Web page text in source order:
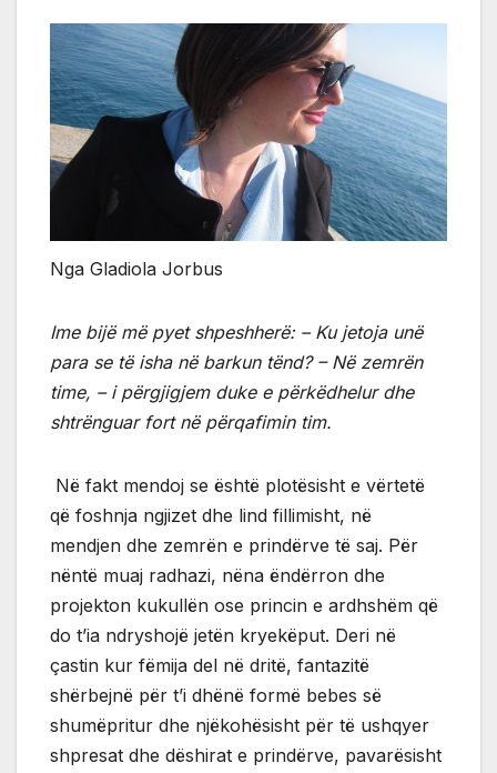
Nga Gladiola Jorbus
Ime bijë më pyet shpeshherë: – Ku jetoja unë
para se të isha në barkun tënd? – Në zemrën
time, – i përgjigjem duke e përkëdhelur dhe
shtrënguar fort në përqafimin tim.
Në fakt mendoj se është plotësisht e vërtetë
që foshnja ngjizet dhe lind fillimisht, në
mendjen dhe zemrën e prindërve të saj. Për
nëntë muaj radhazi, nëna ëndërron dhe
projekton kukullën ose princin e ardhshëm që
do t’ia ndryshojë jetën kryekëput. Deri në
çastin kur fëmija del në dritë, fantazitë
shërbejnë për t’i dhënë formë bebes së
shumëpritur dhe njëkohësisht për të ushqyer
shpresat dhe dëshirat e prindërve, pavarësisht